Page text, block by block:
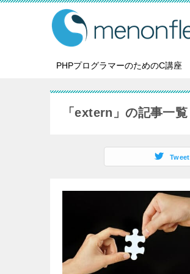
PHPプログラマーのためのC講座
「extern」の記事一覧
Tweet